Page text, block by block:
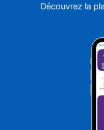
Découvrez la